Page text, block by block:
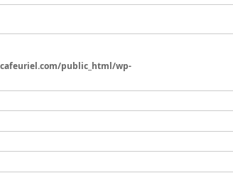
public_html/wp-